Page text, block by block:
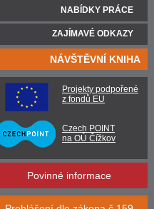
NABÍDKY PRÁCE
ZAJÍMAVÉ ODKAZY
NÁVŠTĚVNÍ KNIHA
Projekty podpořené
z fondů EU
Czech POINT
na OÚ Čížkov
Povinné informace